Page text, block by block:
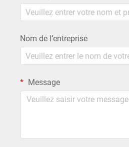
Nom de l’entreprise
Message